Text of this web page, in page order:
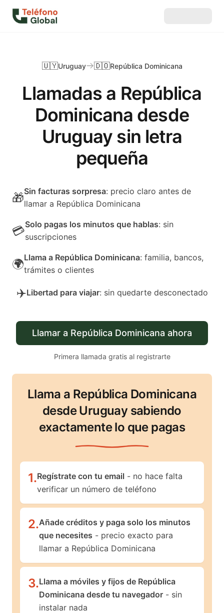
Llamadas a República
Dominicana desde
Uruguay sin letra
pequeña
🇺🇾Uruguay 🇩🇴República Dominicana
🎁Sin facturas sorpresa: precio claro antes de
llamar a República Dominicana
💳Solo pagas los minutos que hablas: sin
suscripciones
🌍Llama a República Dominicana: familia, bancos,
trámites o clientes
✈️Libertad para viajar: sin quedarte desconectado
Llamar a República Dominicana ahora
Primera llamada gratis al registrarte
Llama a República Dominicana
desde Uruguay sabiendo
exactamente lo que pagas
1.Regístrate con tu email - no hace falta
verificar un número de teléfono
2.Añade créditos y paga solo los minutos
que necesites - precio exacto para
llamar a República Dominicana
3.Llama a móviles y fijos de República
Dominicana desde tu navegador - sin
instalar nada